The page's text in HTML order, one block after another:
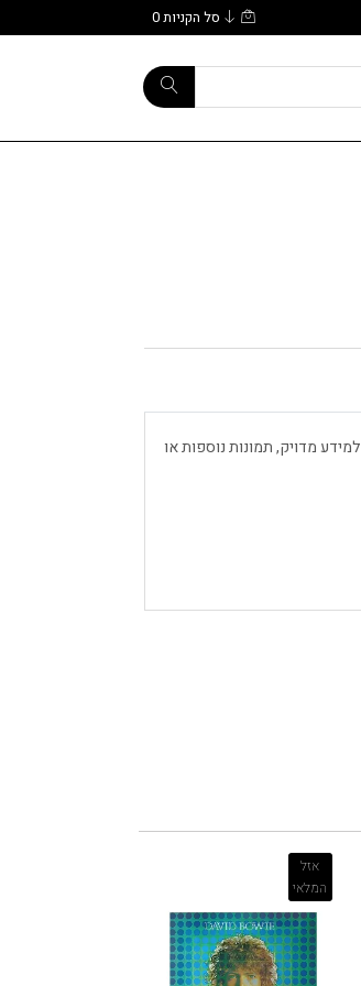
סל הקניות0
צביקה פיק פיק תקליט הדפסה: 1973 מצב התקליט: NM מצב העטיפה: +VG למידע מדויק, תמונות נוספות או
אזל
המלאי